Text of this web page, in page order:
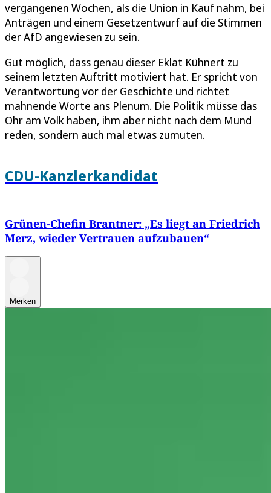
vergangenen Wochen, als die Union in Kauf nahm, bei
Anträgen und einem Gesetzentwurf auf die Stimmen
der AfD angewiesen zu sein.
Gut möglich, dass genau dieser Eklat Kühnert zu
seinem letzten Auftritt motiviert hat. Er spricht von
Verantwortung vor der Geschichte und richtet
mahnende Worte ans Plenum. Die Politik müsse das
Ohr am Volk haben, ihm aber nicht nach dem Mund
reden, sondern auch mal etwas zumuten.
CDU-Kanzlerkandidat
Grünen-Chefin Brantner: „Es liegt an Friedrich
Merz, wieder Vertrauen aufzubauen“
Merken